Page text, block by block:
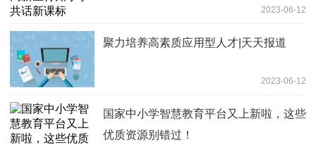
2023-06-12
聚力培养高素质应用型人才|天天报道
2023-06-12
国家中小学智慧教育平台又上新啦，这些
优质资源别错过！